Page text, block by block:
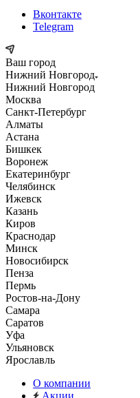
Вконтакте
Telegram
Ваш город
Нижний Новгород
Нижний Новгород
Москва
Санкт-Петербург
Алматы
Астана
Бишкек
Воронеж
Екатеринбург
Челябинск
Ижевск
Казань
Киров
Краснодар
Минск
Новосибирск
Пенза
Пермь
Ростов-на-Дону
Самара
Саратов
Уфа
Ульяновск
Ярославль
О компании
Акции